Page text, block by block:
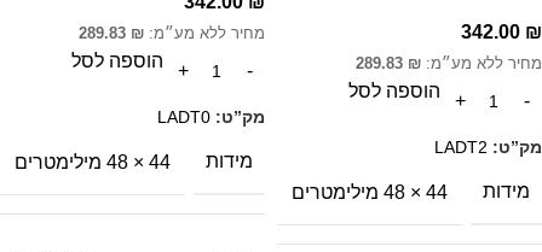
342.00 ₪
מחיר ללא מע״מ: 289.83 ₪
הוספה לסל
מק”ט: LADT2
מידות 44 × 48 מילימטרים
מחיר ללא מע״מ: 289.83 ₪
הוספה לסל
מק”ט: LADT0
מידות 44 × 48 מילימטרים